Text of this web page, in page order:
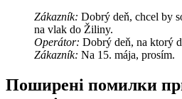
Zákazník: Dobrý deň, chcel by
na vlak do Žiliny.
Operátor: Dobrý deň, na ktorý
Zákazník: Na 15. mája, prosím.
Поширені помилки